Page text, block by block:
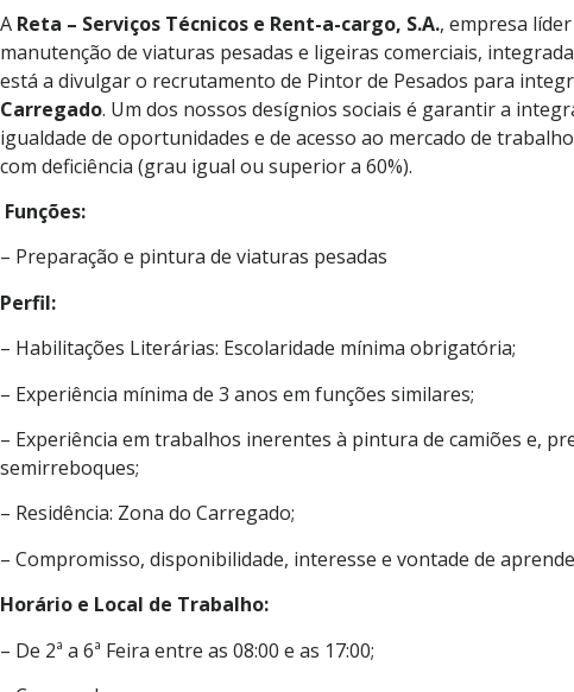
A Reta – Serviços Técnicos e Rent-a-cargo, S.A., empresa
manutenção de viaturas pesadas e ligeiras comerciais,
está a divulgar o recrutamento de Pintor de Pesados para
Carregado. Um dos nossos desígnios sociais é garantir a
igualdade de oportunidades e de acesso ao mercado de
com deficiência (grau igual ou superior a 60%).
Funções:
– Preparação e pintura de viaturas pesadas
Perfil:
– Habilitações Literárias: Escolaridade mínima obrigatória;
– Experiência mínima de 3 anos em funções similares;
– Experiência em trabalhos inerentes à pintura de camiões e,
semirreboques;
– Residência: Zona do Carregado;
– Compromisso, disponibilidade, interesse e vontade de
Horário e Local de Trabalho:
– De 2ª a 6ª Feira entre as 08:00 e as 17:00;